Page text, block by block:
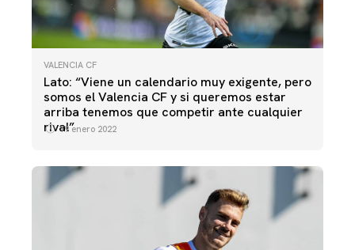
VALENCIA CF
Lato: “Viene un calendario muy exigente, pero
somos el Valencia CF y si queremos estar
arriba tenemos que competir ante cualquier
rival”
19 enero 2022